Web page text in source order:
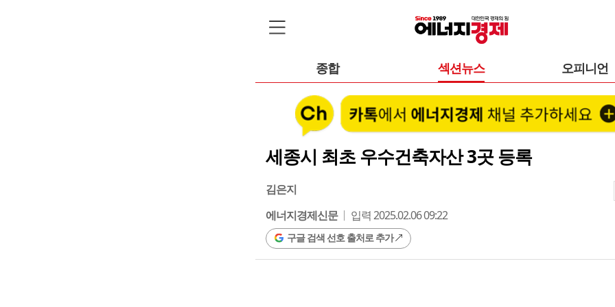
종합 섹션뉴스 오피니언
세종시 최초 우수건축자산 3곳 등록
김은지
에너지경제신문
입력 2025.02.06 09:22
구글 검색 선호 출처로 추가